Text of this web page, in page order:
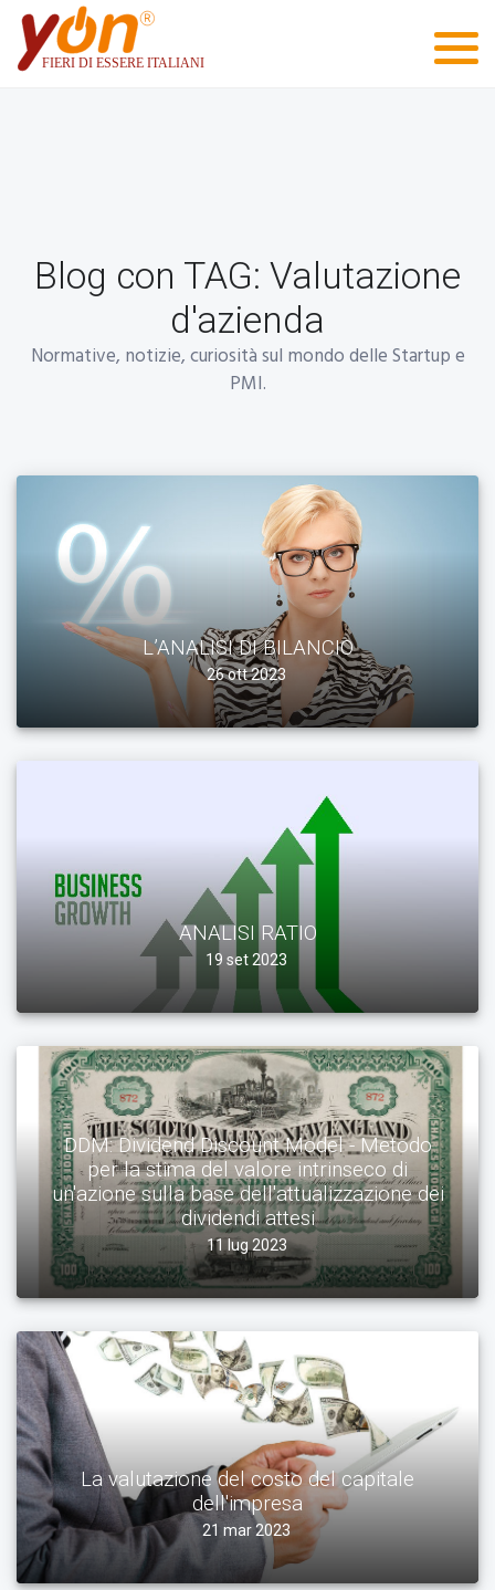
Blog con TAG: Valutazione
d'azienda
Normative, notizie, curiosità sul mondo delle Startup e
PMI.
L’ANALISI DI BILANCIO
26 ott 2023
ANALISI RATIO
19 set 2023
DDM: Dividend Discount Model - Metodo
per la stima del valore intrinseco di
un'azione sulla base dell'attualizzazione dei
dividendi attesi
11 lug 2023
La valutazione del costo del capitale
dell'impresa
21 mar 2023